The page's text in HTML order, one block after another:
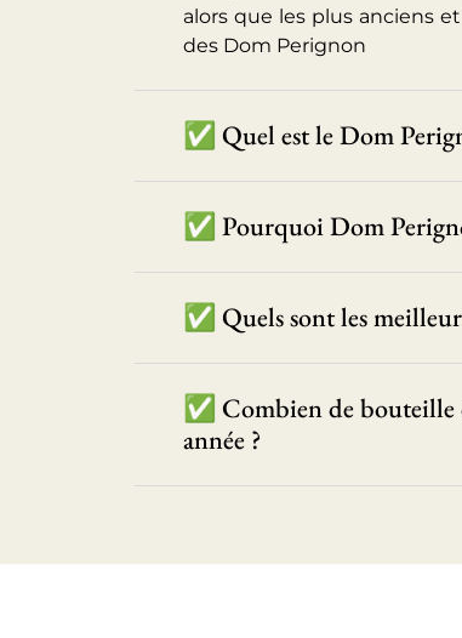
alors que les plus anciens
des Dom Perignon
✅ Quel est le Dom
✅ Pourquoi Dom
✅ Quels sont les
✅ Combien de bouteille
année ?